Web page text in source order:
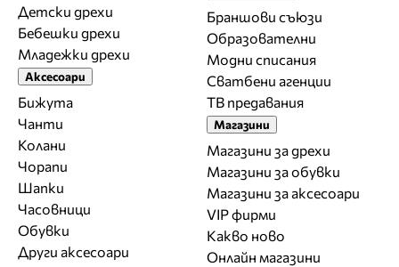
Детски дрехи
Бебешки дрехи
Младежки дрехи
Аксесоари
Бижута
Чанти
Колани
Чорапи
Шапки
Часовници
Обувки
Други аксесоари
Браншови съюзи
Образователни
Модни списания
Сватбени агенции
ТВ предавания
Магазини
Магазини за дрехи
Магазини за обувки
Магазини за aксесоари
VIP фирми
Какво ново
Онлайн магазини